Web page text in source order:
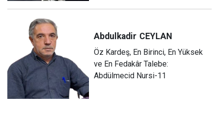
Abdulkadir CEYLAN
Öz Kardeş, En Birinci, En Yüksek
ve En Fedakâr Talebe:
Abdülmecid Nursi-11